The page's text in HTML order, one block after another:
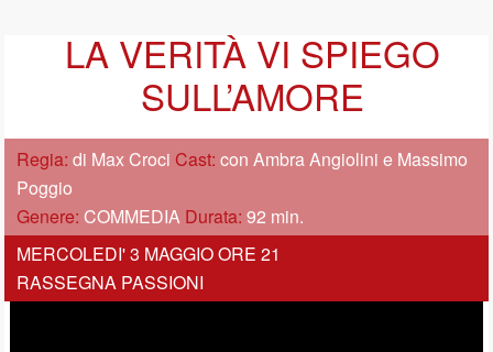
LA VERITÀ VI SPIEGO
SULL’AMORE
Regia:di Max Croci Cast:con Ambra Angiolini e Massimo
Poggio
Genere: COMMEDIA Durata:92 min.
MERCOLEDI' 3 MAGGIO ORE 21
RASSEGNA PASSIONI